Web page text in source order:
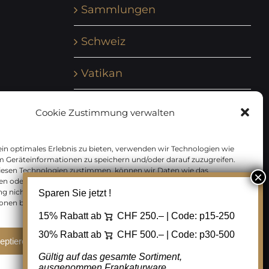
Cookie Zustimmung verwalten
optimales Erlebnis zu bieten, verwenden wir Technologien wie
Geräteinformationen zu speichern und/oder darauf zuzugreifen.
Technologien zustimmen, können wir Daten wie das
oder eindeutige IDs auf dieser Website verarbeiten. Wenn Sie Ihre
nicht erteilen oder zurückziehen, können bestimmte Merkmale
beeinträchtigt werden.
Ablehnen Cookie Einstellungen
Sammlungen
Schweiz
Vatikan
Zensurbelege Österreich
Zensurbelege Schweiz
Sparen Sie jetzt !
15% Rabatt ab CHF 250.– | Code: p15-250
30% Rabatt ab
CHF 500.– | Code: p30-500
Gültig auf das gesamte Sortiment,